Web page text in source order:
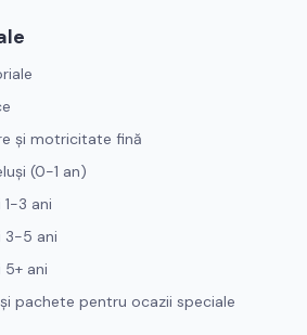
și motricitate fină
(0-1 an)
3 ani
3-5 ani
ani
pachete pentru ocazii speciale